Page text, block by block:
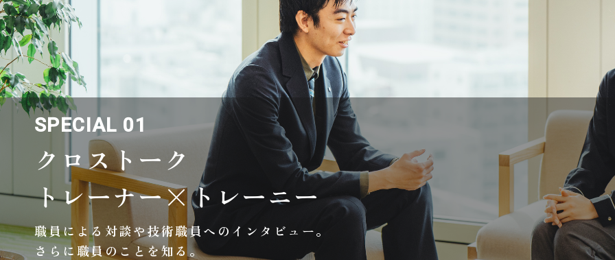
SPECIAL 01
クロストーク
トレーナー×トレーニー
職員による対談や技術職員へのインタビュー。
さらに職員のことを知る。